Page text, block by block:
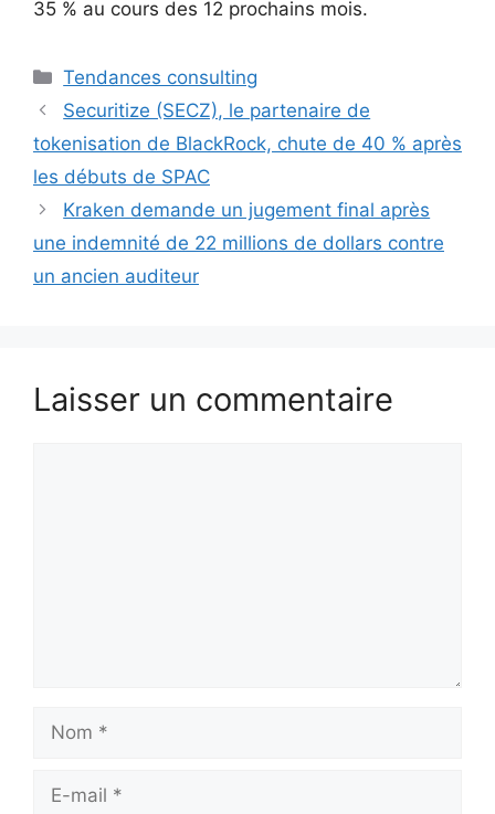
35 % au cours des 12 prochains mois.
Catégories
Tendances consulting
Securitize (SECZ), le partenaire de
tokenisation de BlackRock, chute de 40 % après
les débuts de SPAC
Kraken demande un jugement final après
une indemnité de 22 millions de dollars contre
un ancien auditeur
Laisser un commentaire
Nom